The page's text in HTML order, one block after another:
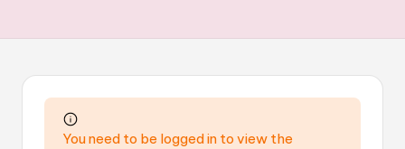
r
a
You need to be logged in to view the